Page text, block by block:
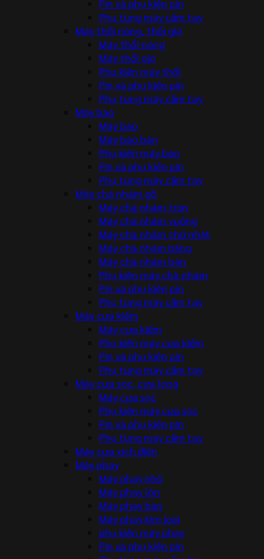
Pin và phụ kiện pin
Phụ tùng máy cầm tay
Máy thổi nóng, thổi gió
Máy thổi nóng
Máy thổi gió
Phụ kiện máy thổi
Pin và phụ kiện pin
Phụ tùng máy cầm tay
Máy bào
Máy bào
Máy bào bàn
Phụ kiện máy bào
Pin và phụ kiện pin
Phụ tùng máy cầm tay
Máy chà nhám gỗ
Máy chà nhám tròn
Máy chà nhám vuông
Máy chà nhám chữ nhật
Máy chà nhám băng
Máy chà nhám bàn
Phụ kiện máy chà nhám
Pin và phụ kiện pin
Phụ tùng máy cầm tay
Máy cưa kiếm
Máy cưa kiếm
Phụ kiện máy cưa kiếm
Pin và phụ kiện pin
Phụ tùng máy cầm tay
Máy cưa sọc, cưa lọng
Máy cưa sọc
Phụ kiện máy cưa sọc
Pin và phụ kiện pin
Phụ tùng máy cầm tay
Máy cưa xích điện
Máy phay
Máy phay nhỏ
Máy phay lớn
Máy phay bàn
Máy phay kim loại
phụ kiện máy phay
Pin và phụ kiện pin